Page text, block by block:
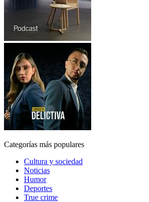
Categorías más populares
Cultura y sociedad
Noticias
Humor
Deportes
True crime